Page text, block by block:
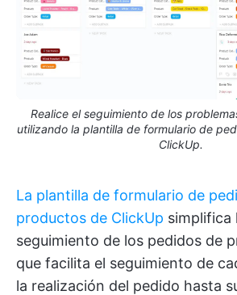
Realice el seguimiento de los
utilizando la plantilla de formulario de
ClickUp.
La plantilla de formulario de
productos de ClickUp simplifica
seguimiento de los pedidos de
que facilita el seguimiento de
la realización del pedido hasta